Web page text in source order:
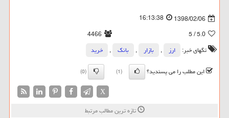
1398/02/06
16:13:38
5.0
/ 5
4466
تگهای خبر:
ارز , بازار , بانك ,
خرید
این مطلب را می پسندید؟
(1)
(0)
X
تازه ترین مطالب مرتبط